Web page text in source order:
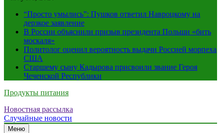
“Просто умылись”: Пушков ответил Навроцкому на
дерзкое заявление
В России объяснили призыв президента Польши «бить
москаля»
Политолог оценил вероятность выдачи Россией морпеха
США
Старшему сыну Кадырова присвоили звание Героя
Чеченской Республики
Продукты питания
Новостная рассылка
Случайные новости
Меню